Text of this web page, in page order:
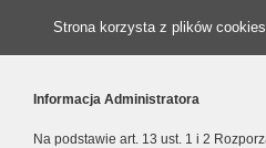
Strona korzysta z plików
Informacja Administratora
Na podstawie art. 13 ust. 1 i 2